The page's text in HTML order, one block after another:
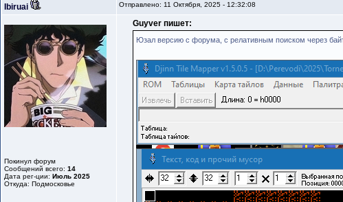
Ibiruai Отправлено: 11 Октября, 2025 - 12:32:08
Покинул форум
Сообщений всего: 14
Дата рег-ции: Июль 2025
Откуда: Подмосковье
Guyver пишет:
Юзал версию с форума, с релативным поиском через